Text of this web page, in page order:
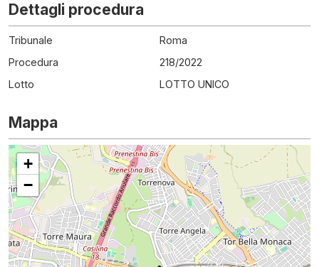
Dettagli procedura
Tribunale
Roma
Procedura
218/2022
Lotto
LOTTO UNICO
Mappa
+
−